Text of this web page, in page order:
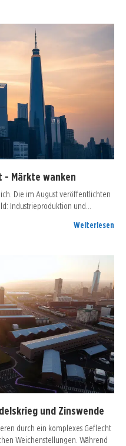
Märkte wanken
Die im August veröffentlichten
Industrieproduktion und…
Weiterlesen
und Zinswende
durch ein komplexes Geflecht
Weichenstellungen. Während